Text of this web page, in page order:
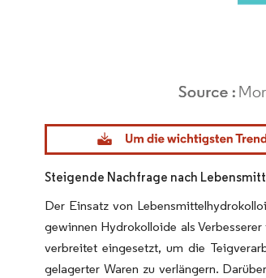
Bild © Mordor Intelligence. Wiederverwendung
Steigende Nachfrage nach
Der Einsatz von
gewinnen Hydrokolloide als
verbreitet eingesetzt, um die
gelagerter Waren zu verlängern.